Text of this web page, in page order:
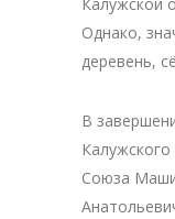
Однако,
деревень,
В
Союза